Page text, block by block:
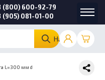
Найти
(800) 600-92-79
(905) 081-01-00
L=300 мм d